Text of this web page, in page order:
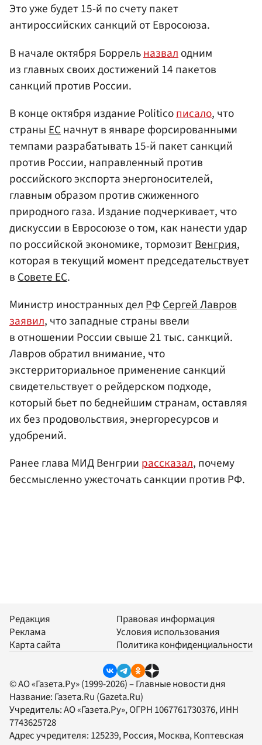
Это уже будет 15-й по счету пакет
антироссийских санкций от Евросоюза.
В начале октября Боррельназвал одним
из главных своих достижений 14 пакетов
санкций против России.
В конце октября издание Politicoписало, что
страныЕСначнут в январе форсированными
темпами разрабатывать 15-й пакет санкций
против России, направленный против
российского экспорта энергоносителей,
главным образом против сжиженного
природного газа. Издание подчеркивает, что
дискуссии в Евросоюзе о том, как нанести удар
по российской экономике, тормозитВенгрия,
которая в текущий момент председательствует
вСовете ЕС.
Министр иностранных делРФСергей Лавров
заявил, что западные страны ввели
в отношении России свыше 21 тыс. санкций.
Лавров обратил внимание, что
экстерриториальное применение санкций
свидетельствует о рейдерском подходе,
который бьет по беднейшим странам, оставляя
их без продовольствия, энергоресурсов и
удобрений.
Ранее глава МИД Венгрии рассказал, почему
бессмысленно ужесточать санкции против РФ.
Редакция
Реклама
Карта сайта
Правовая информация
Условия использования
Политика конфиденциальности
© АО «Газета.Ру» (1999-2026) – Главные новости дня
Название: Газета.Ru (Gazeta.Ru)
Учредитель:АО «Газета.Ру», ОГРН 1067761730376, ИНН
7743625728
Адрес учредителя: 125239, Россия, Москва, Коптевская